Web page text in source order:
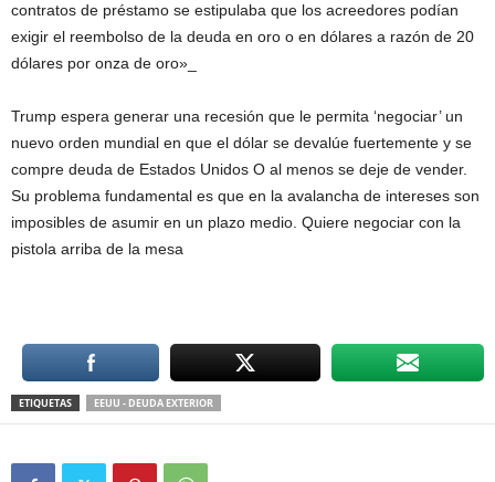
contratos de préstamo se estipulaba que los acreedores podían
exigir el reembolso de la deuda en oro o en dólares a razón de 20
dólares por onza de oro»_
Trump espera generar una recesión que le permita ‘negociar’ un
nuevo orden mundial en que el dólar se devalúe fuertemente y se
compre deuda de Estados Unidos O al menos se deje de vender.
Su problema fundamental es que en la avalancha de intereses son
imposibles de asumir en un plazo medio. Quiere negociar con la
pistola arriba de la mesa
ETIQUETAS EEUU - DEUDA EXTERIOR